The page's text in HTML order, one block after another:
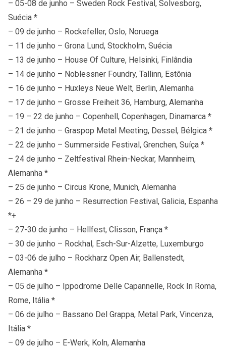
– 05-08 de junho – Sweden Rock Festival, Solvesborg,
Suécia *
– 09 de junho – Rockefeller, Oslo, Noruega
– 11 de junho – Grona Lund, Stockholm, Suécia
– 13 de junho – House Of Culture, Helsinki, Finlândia
– 14 de junho – Noblessner Foundry, Tallinn, Estônia
– 16 de junho – Huxleys Neue Welt, Berlin, Alemanha
– 17 de junho – Grosse Freiheit 36, Hamburg, Alemanha
– 19 – 22 de junho – Copenhell, Copenhagen, Dinamarca *
– 21 de junho – Graspop Metal Meeting, Dessel, Bélgica *
– 22 de junho – Summerside Festival, Grenchen, Suíça *
– 24 de junho – Zeltfestival Rhein-Neckar, Mannheim,
Alemanha *
– 25 de junho – Circus Krone, Munich, Alemanha
– 26 – 29 de junho – Resurrection Festival, Galicia, Espanha
*+
– 27-30 de junho – Hellfest, Clisson, França *
– 30 de junho – Rockhal, Esch-Sur-Alzette, Luxemburgo
– 03-06 de julho – Rockharz Open Air, Ballenstedt,
Alemanha *
– 05 de julho – Ippodrome Delle Capannelle, Rock In Roma,
Rome, Itália *
– 06 de julho – Bassano Del Grappa, Metal Park, Vincenza,
Itália *
– 09 de julho – E-Werk, Koln, Alemanha